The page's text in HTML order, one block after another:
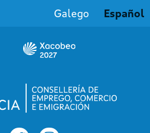
Galego Español